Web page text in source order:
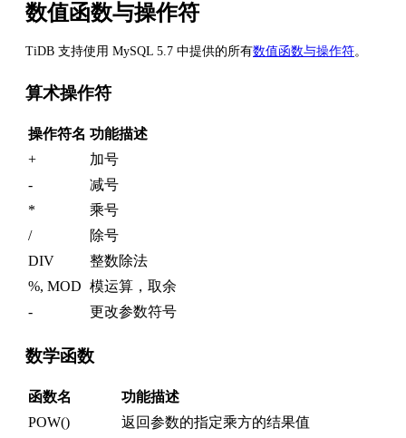
数值函数与操作符
TiDB 支持使用 MySQL 5.7 中提供的所有数值函数与操作符。
算术操作符
操作符名 功能描述
+
加号
-
减号
*
乘号
/
除号
DIV
整数除法
%, MOD 模运算，取余
-
更改参数符号
数学函数
函数名
功能描述
POW()
返回参数的指定乘方的结果值